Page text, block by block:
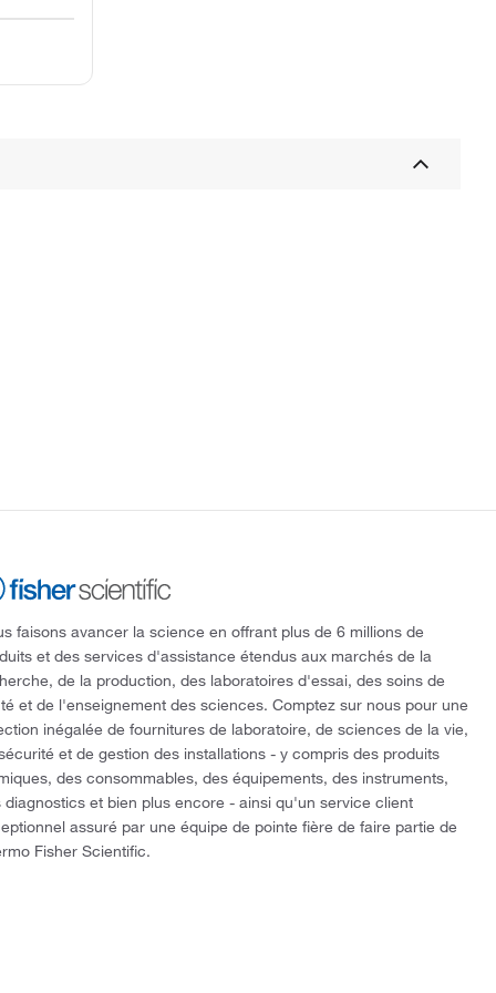
faisons avancer la science en offrant plus de 6 millions de
et des services d'assistance étendus aux marchés de la
de la production, des laboratoires d'essai, des soins de
et de l'enseignement des sciences. Comptez sur nous pour une
inégalée de fournitures de laboratoire, de sciences de la vie,
et de gestion des installations - y compris des produits
des consommables, des équipements, des instruments,
diagnostics et bien plus encore - ainsi qu'un service client
assuré par une équipe de pointe fière de faire partie de
Fisher Scientific.